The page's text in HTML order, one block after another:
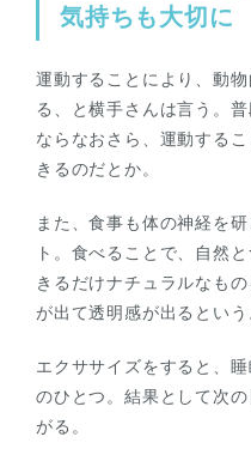
気持ちも大切に
運動することにより、動
る、と横手さんは言う。
ならなおさら、運動する
きるのだとか。
また、食事も体の神経を
ト。食べることで、自然
きるだけナチュラルなも
が出て透明感が出るという
エクササイズをすると、
のひとつ。結果として次
がる。